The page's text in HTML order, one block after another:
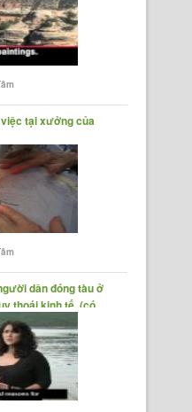
tại xưởng của
dân đóng tàu ở
thoái kinh tế. (có......